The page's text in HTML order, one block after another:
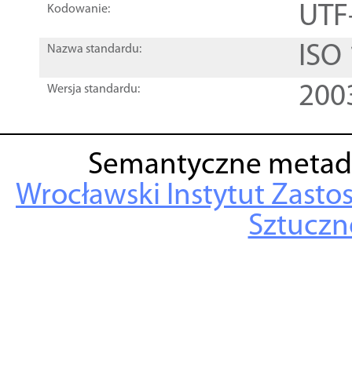
Kodowanie:
Nazwa standardu:
Wersja standardu:
Semantyczne
Wrocławski Instytut